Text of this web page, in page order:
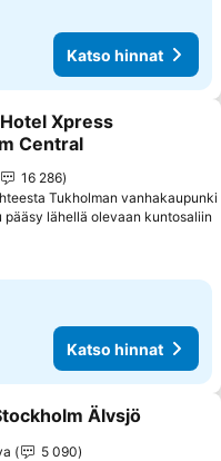
Katso hinnat
suosikkeihin
Xpress
Central
16 286
Tukholman vanhakaupunki
pääsy lähellä olevaan kuntosaliin
Katso hinnat
suosikkeihin
Älvsjö
5 090